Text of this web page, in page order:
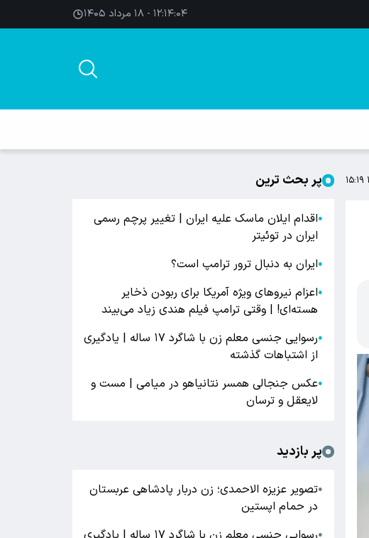
۱۲:۱۴:۰۵ - ۱۸ مرداد ۱۴۰۵
پر بحث ترین
●اقدام ایلان ماسک علیه ایران | تغییر پرچم رسمی
ایران در توئیتر
●ایران به دنبال ترور ترامپ است؟
●اعزام نیروهای ویژه آمریکا برای ربودن ذخایر
هسته‌ای! | وقتی ترامپ فیلم هندی زیاد می‌بیند
●
رسوایی جنسی معلم زن با شاگرد ۱۷ ساله | یادگیری
از اشتباهات گذشته
●عکس جنجالی همسر نتانیاهو در میامی | مست و
لایعقل و ترسان
پر بازدید
●تصویر عزیزه الاحمدی؛ زن دربار پادشاهی عربستان
در حمام اپستین
●